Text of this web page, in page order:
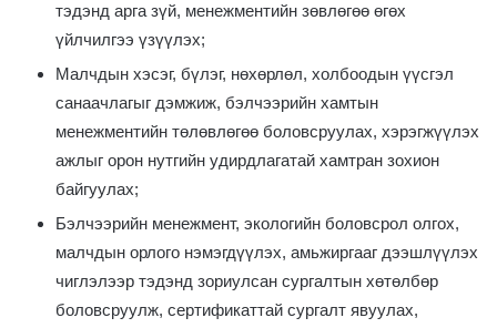
тэдэнд арга зүй, менежментийн зөвлөгөө өгөх
үйлчилгээ үзүүлэх;
Малчдын хэсэг, бүлэг, нөхөрлөл, холбоодын үүсгэл
санаачлагыг дэмжиж, бэлчээрийн хамтын
менежментийн төлөвлөгөө боловсруулах, хэрэгжүүлэх
ажлыг орон нутгийн удирдлагатай хамтран зохион
байгуулах;
Бэлчээрийн менежмент, экологийн боловсрол олгох,
малчдын орлого нэмэгдүүлэх, амьжиргааг дээшлүүлэх
чиглэлээр тэдэнд зориулсан сургалтын хөтөлбөр
боловсруулж, сертификаттай сургалт явуулах,